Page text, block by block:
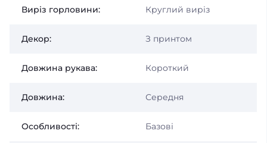
Виріз горловини: Круглий виріз
Декор: З принтом
Довжина рукава: Короткий
Довжина: Середня
Особливості: Базові